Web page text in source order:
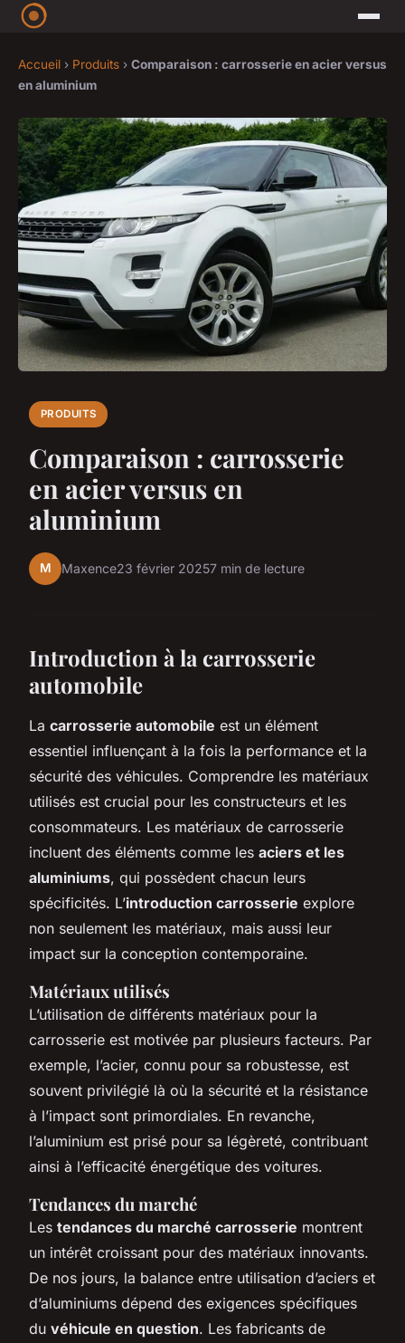
Accueil › Produits › Comparaison : carrosserie en acier versus
en aluminium
PRODUITS
Comparaison : carrosserie
en acier versus en
aluminium
M Maxence23 février 20257 min de lecture
Introduction à la carrosserie
automobile
La carrosserie automobile est un élément
essentiel influençant à la fois la performance et la
sécurité des véhicules. Comprendre les matériaux
utilisés est crucial pour les constructeurs et les
consommateurs. Les matériaux de carrosserie
incluent des éléments comme les aciers et les
aluminiums, qui possèdent chacun leurs
spécificités. L’introduction carrosserie explore
non seulement les matériaux, mais aussi leur
impact sur la conception contemporaine.
Matériaux utilisés
L’utilisation de différents matériaux pour la
carrosserie est motivée par plusieurs facteurs. Par
exemple, l’acier, connu pour sa robustesse, est
souvent privilégié là où la sécurité et la résistance
à l’impact sont primordiales. En revanche,
l’aluminium est prisé pour sa légèreté, contribuant
ainsi à l’efficacité énergétique des voitures.
Tendances du marché
Les tendances du marché carrosserie montrent
un intérêt croissant pour des matériaux innovants.
De nos jours, la balance entre utilisation d’aciers et
d’aluminiums dépend des exigences spécifiques
du véhicule en question. Les fabricants de